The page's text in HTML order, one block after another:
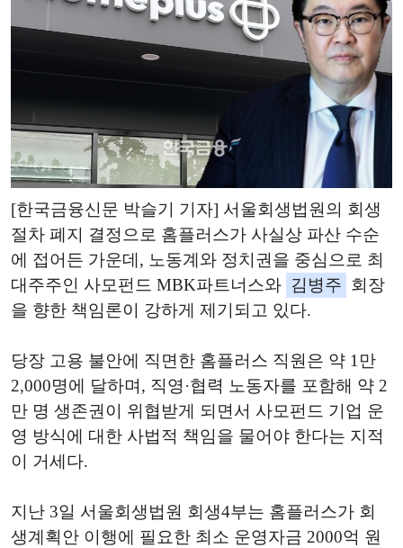
[한국금융신문 박슬기 기자] 서울회생법원의 회생
절차 폐지 결정으로 홈플러스가 사실상 파산 수순
에 접어든 가운데, 노동계와 정치권을 중심으로 최
대주주인 사모펀드 MBK파트너스와 김병주 회장
을 향한 책임론이 강하게 제기되고 있다.
당장 고용 불안에 직면한 홈플러스 직원은 약 1만
2,000명에 달하며, 직영·협력 노동자를 포함해 약 2
만 명 생존권이 위협받게 되면서 사모펀드 기업 운
영 방식에 대한 사법적 책임을 물어야 한다는 지적
이 거세다.
지난 3일 서울회생법원 회생4부는 홈플러스가 회
생계획안 이행에 필요한 최소 운영자금 2000억 원